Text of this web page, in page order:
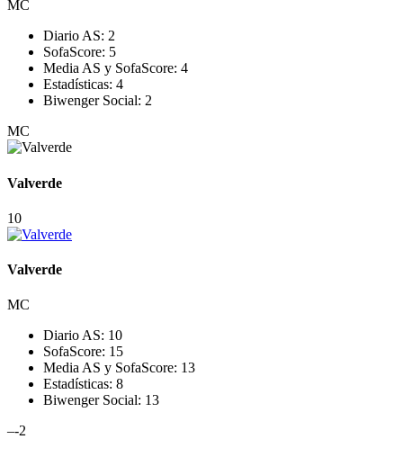
MC
Diario AS: 2
SofaScore: 5
Media AS y SofaScore: 4
Estadísticas: 4
Biwenger Social: 2
MC
Valverde
10
Valverde
MC
Diario AS: 10
SofaScore: 15
Media AS y SofaScore: 13
Estadísticas: 8
Biwenger Social: 13
–-2